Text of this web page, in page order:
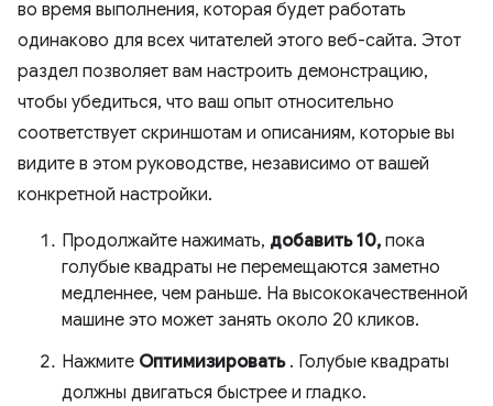
во время выполнения, которая будет работать
одинаково для всех читателей этого веб-сайта. Этот
раздел позволяет вам настроить демонстрацию,
чтобы убедиться, что ваш опыт относительно
соответствует скриншотам и описаниям, которые вы
видите в этом руководстве, независимо от вашей
конкретной настройки.
Продолжайте нажимать, добавить 10, пока
голубые квадраты не перемещаются заметно
медленнее, чем раньше. На высококачественной
машине это может занять около 20 кликов.
Нажмите Оптимизировать. Голубые квадраты
должны двигаться быстрее и гладко.